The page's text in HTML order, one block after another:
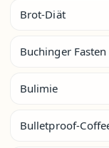
Brot-Diät
Buchinger Fasten
Bulimie
Bulletproof-